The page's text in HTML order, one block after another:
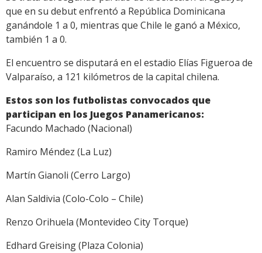
que en su debut enfrentó a República Dominicana
ganándole 1 a 0, mientras que Chile le ganó a México,
también 1 a 0.
El encuentro se disputará en el estadio Elías Figueroa de
Valparaíso, a 121 kilómetros de la capital chilena.
Estos son los futbolistas convocados que
participan en los Juegos Panamericanos:
Facundo Machado (Nacional)
Ramiro Méndez (La Luz)
Martín Gianoli (Cerro Largo)
Alan Saldivia (Colo-Colo – Chile)
Renzo Orihuela (Montevideo City Torque)
Edhard Greising (Plaza Colonia)